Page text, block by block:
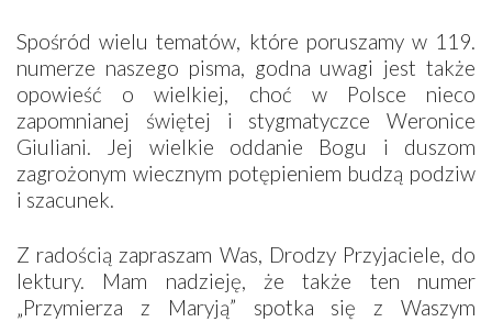
Spośród wielu tematów, które poruszamy w 119.
numerze naszego pisma, godna uwagi jest także
opowieść o wielkiej, choć w Polsce nieco
zapomnianej świętej i stygmatyczce Weronice
Giuliani. Jej wielkie oddanie Bogu i duszom
zagrożonym wiecznym potępieniem budzą podziw
i szacunek.
Z radością zapraszam Was, Drodzy Przyjaciele, do
lektury. Mam nadzieję, że także ten numer
„Przymierza z Maryją” spotka się z Waszym